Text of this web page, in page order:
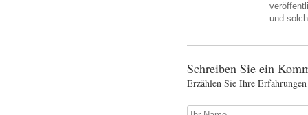
und
Schreiben Sie ein
Erzählen Sie Ihre